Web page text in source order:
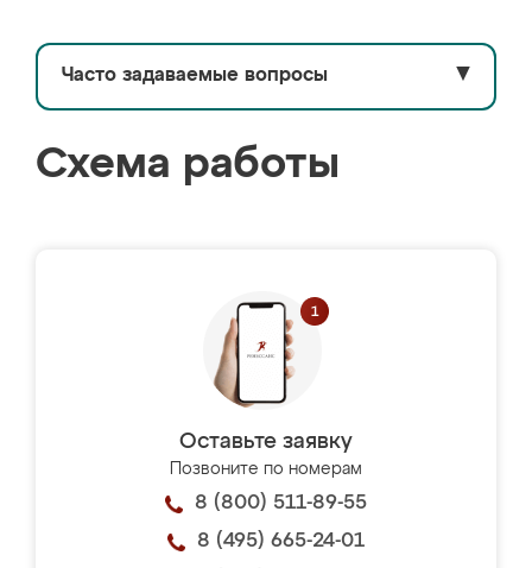
Часто задаваемые вопросы ▼
Схема работы
Оставьте заявку
Позвоните по номерам
8 (800) 511-89-55
8 (495) 665-24-01